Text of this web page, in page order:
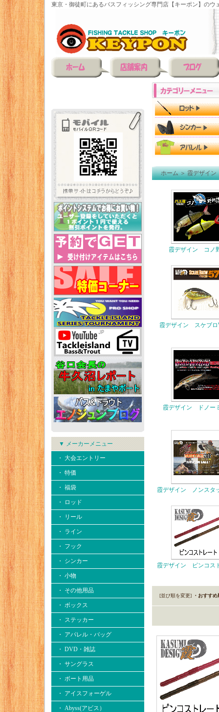
東京・御徒町にあるバスフィッシング専門店【キーポン】のウ
▼ メーカーメニュー
・ 大会エントリー
・ 特価
・ 福袋
・ ロッド
・ リール
・ ライン
・ フック
・ シンカー
・ 小物
・ その他用品
・ ボックス
・ ステッカー
・ アパレル・バッグ
・ DVD・雑誌
・ サングラス
・ ボート用品
・ アイスフォーゲル
・ Abyss(アビス）
ホーム＞霞デザイン
霞デザイン コノ
霞デザイン スケブロ
霞デザイン ドノー
霞デザイン ノンスタ
霞デザイン ピンコス
[並び順を変更] ・おすすめ